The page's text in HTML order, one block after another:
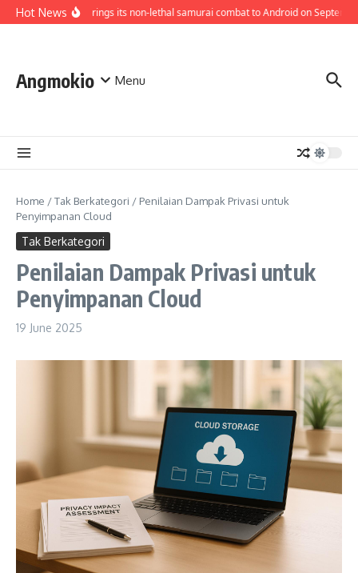
Skip to content
Hot News
Bloodless brings its non-lethal samurai combat to Android on September
Angmokio Menu
Home /Tak Berkategori / Penilaian Dampak Privasi untuk
Penyimpanan Cloud
Tak Berkategori
Penilaian Dampak Privasi untuk
Penyimpanan Cloud
19 June 2025